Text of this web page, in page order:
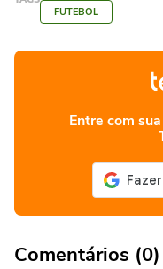
FUTEBOL
Entre com
Comentários (0)